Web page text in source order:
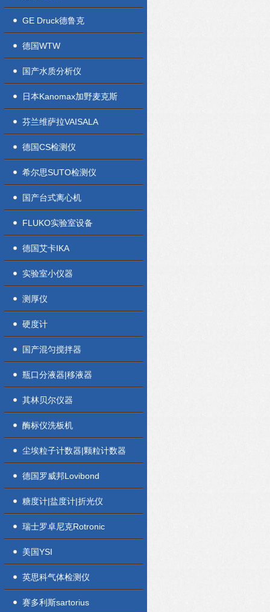
GE Druck德鲁克
德国WTW
国产水质分析仪
日本Kanomax加野麦克斯
芬兰维萨拉VAISALA
德国CS检测仪
希尔思SUTO检测仪
国产台式离心机
FLUKO实验室设备
德国艾卡IKA
实验室小仪器
测厚仪
硬度计
国产混匀搅拌器
瓶口分液器|移液器
其林贝尔仪器
酶标仪洗板机
尘埃粒子计数器|颗粒计数器
德国罗威邦Lovibond
糖度计|盐度计|折光仪
瑞士罗卓尼克Rotronic
美国YSI
英思科气体检测仪
赛多利斯sartorius